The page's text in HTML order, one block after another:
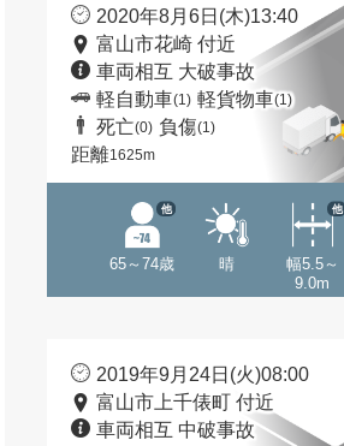
2020年8月6日(木)13:40
富山市花崎 付近
車両相互 大破事故
軽自動車(1) 軽貨物車(1)
死亡(0) 負傷(1)
距離1625m
65～74歳
他
晴
幅5.5～
9.0m
他
2019年9月24日(火)08:00
富山市上千俵町 付近
車両相互 中破事故